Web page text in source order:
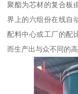
聚酯为芯材的复合板
界上的六组份在线自
配料中心或工厂的配
而生产出与众不同的